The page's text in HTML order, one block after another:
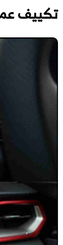
تكييف